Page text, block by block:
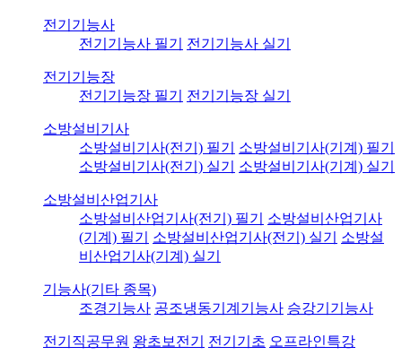
전기기능사
전기기능사 필기
전기기능사 실기
전기기능장
전기기능장 필기
전기기능장 실기
소방설비기사
소방설비기사(전기) 필기
소방설비기사(기계) 필기
소방설비기사(전기) 실기
소방설비기사(기계) 실기
소방설비산업기사
소방설비산업기사(전기) 필기
소방설비산업기사
(기계) 필기
소방설비산업기사(전기) 실기
소방설
비산업기사(기계) 실기
기능사(기타 종목)
조경기능사 공조냉동기계기능사 승강기기능사
전기직공무원 왕초보전기 전기기초 오프라인특강